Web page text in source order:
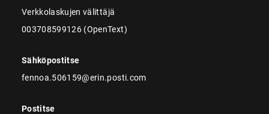
Verkkolaskujen välittäjä
003708599126 (OpenText)
Sähköpostitse
fennoa.506159@erin.posti.com
Postitse